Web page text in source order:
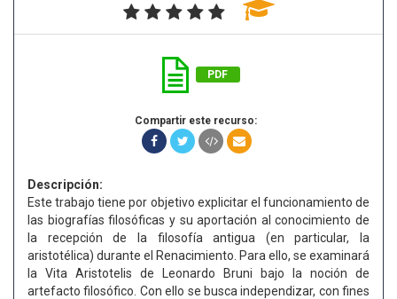
PDF
Compartir este recurso:
Descripción:
Este trabajo tiene por objetivo explicitar el funcionamiento de
las biografías filosóficas y su aportación al conocimiento de
la recepción de la filosofía antigua (en particular, la
aristotélica) durante el Renacimiento. Para ello, se examinará
la Vita Aristotelis de Leonardo Bruni bajo la noción de
artefacto filosófico. Con ello se busca independizar, con fines